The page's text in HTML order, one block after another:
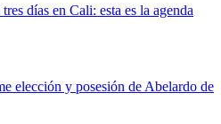
días en Cali: esta es la agenda
elección y posesión de Abelardo de